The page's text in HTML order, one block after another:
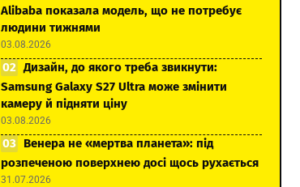
Alibaba показала модель, що не потребує
людини тижнями
03.08.2026
Дизайн, до якого треба звикнути:
Samsung Galaxy S27 Ultra може змінити
камеру й підняти ціну
03.08.2026
Венера не «мертва планета»: під
розпеченою поверхнею досі щось рухається
31.07.2026